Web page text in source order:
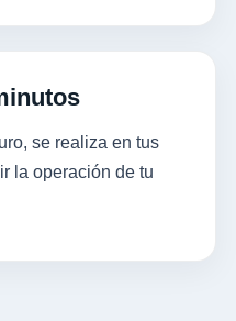
se realiza en tus
la operación de tu